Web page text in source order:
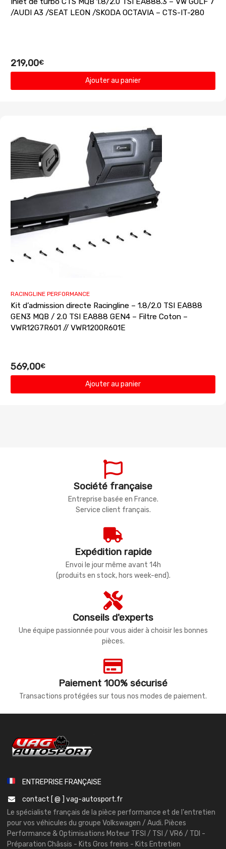
/AUDI A3 /SEAT LEON /SKODA OCTAVIA – CTS-IT-280
219,00€
Ajouter au panier
RACINGLINE PERFORMANCE
Kit d’admission directe Racingline – 1.8/2.0 TSI EA888
GEN3 MQB / 2.0 TSI EA888 GEN4 – Filtre Coton –
VWR12G7R601 // VWR1200R601E
569,00€
Ajouter au panier
Société française
Entreprise basée en France.
Service client français.
Expédition rapide
Envoi le jour même avant 14h
(produits en stock, hors week-end).
Conseils d'experts
Une équipe passionnée pour vous aider à choisir les bonnes
pièces.
Paiement 100% sécurisé
Transactions protégées sur tous nos modes de paiement.
ENTREPRISE FRANÇAISE
contact [ @ ] vag-autosport.fr
Le spécialiste français de la pièce performance et de l'entretien
pour vos véhicules du groupe Volkswagen / Audi. Pièces
Performance & Optimisations Moteur TFSI / TSI / VR6 / TDI -
Préparation Châssis - Kits Gros freins - Kits Entretien